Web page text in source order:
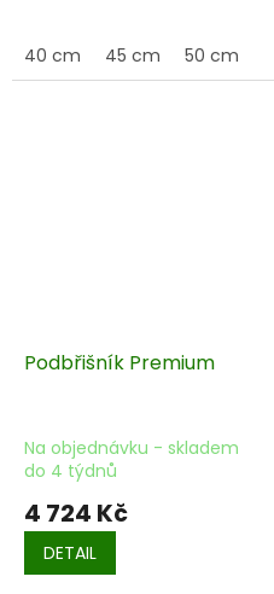
40 cm 45 cm 50 cm
Podbřišník Premium
Na objednávku - skladem
do 4 týdnů
4 724 Kč
DETAIL